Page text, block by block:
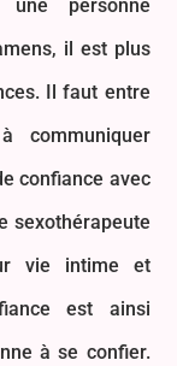
une personne
il est plus
Il faut entre
communiquer
confiance avec
sexothérapeute
vie intime et
est ainsi
à se confier.